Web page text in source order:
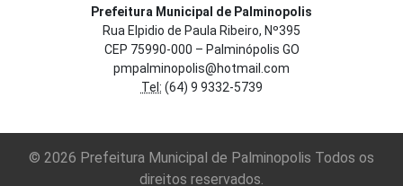
Prefeitura Municipal de Palminopolis
Rua Elpidio de Paula Ribeiro, Nº395
CEP 75990-000 – Palminópolis GO
pmpalminopolis@hotmail.com
Tel: (64) 9 9332-5739
© 2026 Prefeitura Municipal de Palminopolis Todos os
direitos reservados.